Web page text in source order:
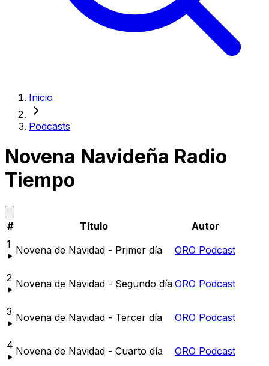
Inicio
Podcasts
Novena Navideña Radio
Tiempo
# Título
Autor
1 Novena de Navidad - Primer día ORO Podcast
2 Novena de Navidad - Segundo día ORO Podcast
3 Novena de Navidad - Tercer día ORO Podcast
4 Novena de Navidad - Cuarto día ORO Podcast